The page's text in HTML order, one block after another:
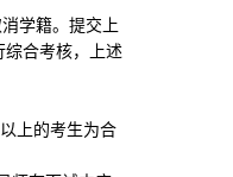
学籍。提交上
合考核，
上述
上的考生为合